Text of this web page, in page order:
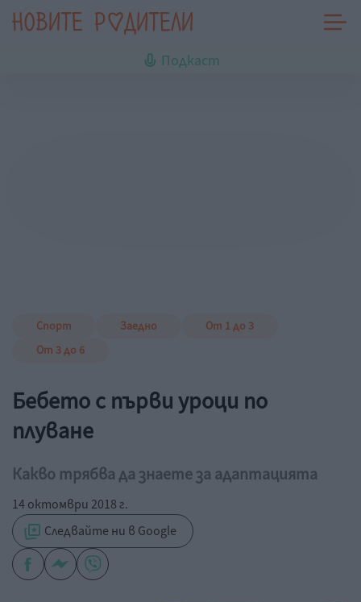
Подкаст
Спорт Заедно
От 1 до 3
От 3 до 6
Бебето с първи уроци по
плуване
Какво трябва да знаете за адаптацията
14 октомври 2018 г.
Следвайте ни в Google